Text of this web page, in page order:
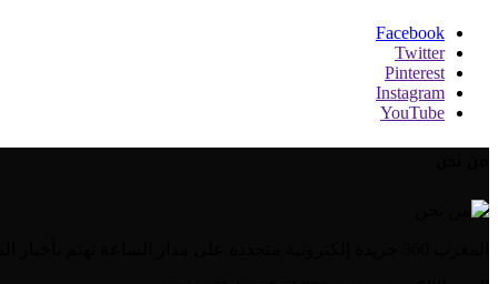
Facebook
Twitter
Pinterest
Instagram
YouTube